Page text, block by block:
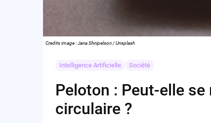
Credits image : Jana Shnipelson / Unsplash
Intelligence Artificielle Société
Peloton : Peut-elle se
circulaire ?